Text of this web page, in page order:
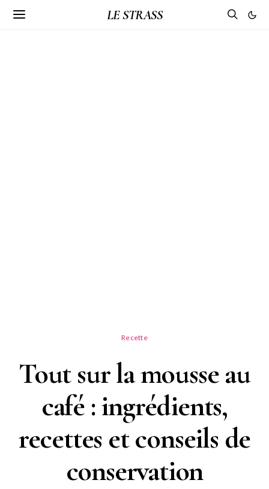
LE STRASS
Recette
Tout sur la mousse au
café : ingrédients,
recettes et conseils de
conservation